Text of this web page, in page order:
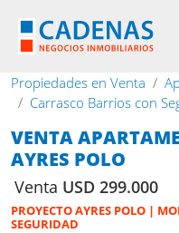
Propiedades en Venta
Carrasco Barrios con
VENTA
AYRES POLO
Venta USD 299.000
PROYECTO AYRES POLO |
SEGURIDAD